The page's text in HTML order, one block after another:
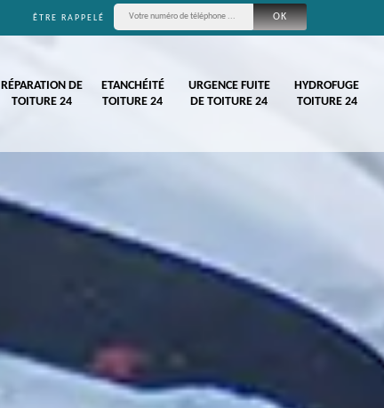
ÊTRE RAPPELÉ
RÉPARATION DE
TOITURE 24
ETANCHÉITÉ
TOITURE 24
URGENCE FUITE
DE TOITURE 24
HYDROFUGE
TOITURE 24